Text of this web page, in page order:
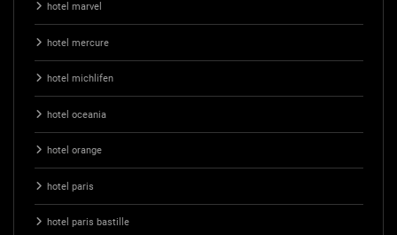
hotel marvel
hotel mercure
hotel michlifen
hotel oceania
hotel orange
hotel paris
hotel paris bastille